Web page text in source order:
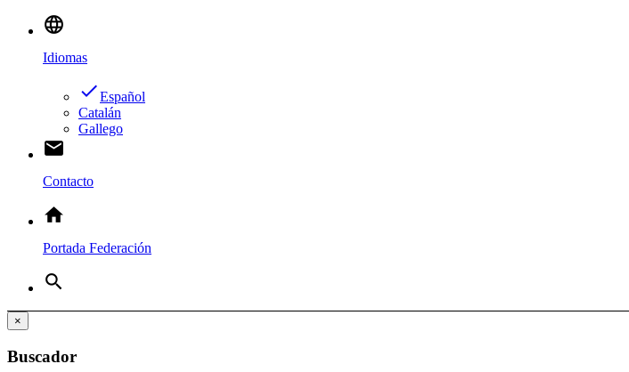
language
Idiomas
doneEspañol
Catalán
Gallego
email
Contacto
home
Portada Federación
search
×
Buscador